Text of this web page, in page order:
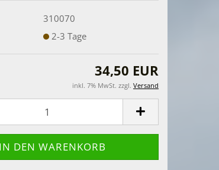
310070
2-3 Tage
34,50 EUR
inkl. 7% MwSt. zzgl. Versand